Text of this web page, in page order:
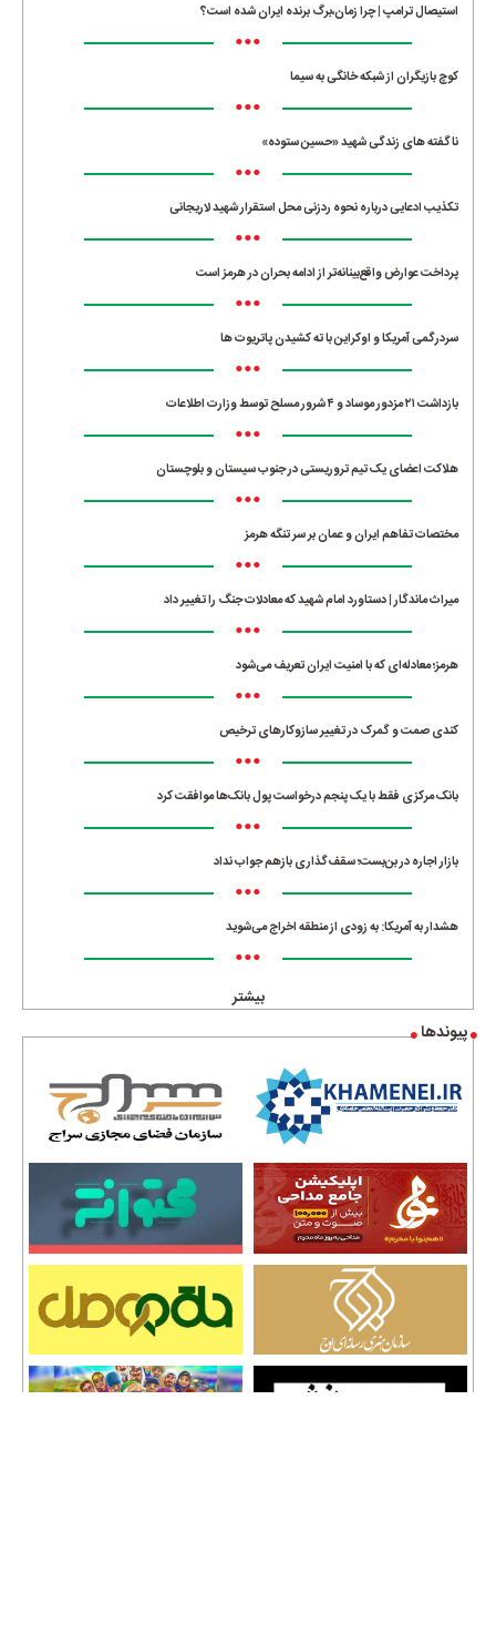
استیصال ترامپ | چرا زمان،برگ برنده ایران شده است؟
•••
کوچ بازیگران از شبکه خانگی به سیما
•••
ناگفته های زندگی شهید «حسین ستوده»
•••
تکذیب ادعایی درباره نحوه ردزنی محل استقرار شهید لاریجانی
•••
پرداخت عوارض واقع‌بینانه‌تر از ادامه بحران در هرمز است
•••
سردرگمی آمریکا و اوکراین با ته کشیدن پاتریوت ها
•••
بازداشت ۲۱ مزدور موساد و ۴ شرور مسلح توسط وزارت اطلاعات
•••
هلاکت اعضای یک تیم تروریستی در جنوب سیستان و بلوچستان
•••
مختصات تفاهم ایران و عمان بر سر تنگه هرمز
•••
میراث ماندگار | دستاورد امام شهید که معادلات جنگ را تغییر داد
•••
هرمز؛ معادله‌ای که با امنیت ایران تعریف می‌شود
•••
کندی صمت و گمرک در تغییر سازوکارهای ترخیص
•••
بانک مرکزی فقط با یک‌ پنجم درخواست پول بانک‌ها موافقت کرد
•••
بازار اجاره در بن‌بست؛ سقف‌گذاری بازهم جواب نداد
•••
هشدار به آمریکا: به زودی از منطقه اخراج می‌شوید
•••
بیشتر
پیوندها